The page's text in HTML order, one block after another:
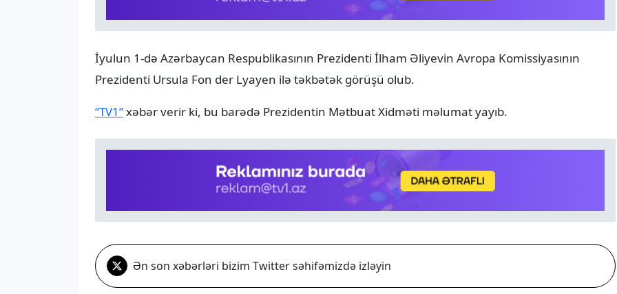
İyulun 1-də Azərbaycan Respublikasının Prezidenti İlham Əliyevin Avropa Komissiyasının
Prezidenti Ursula Fon der Lyayen ilə təkbətək görüşü olub.
“TV1”xəbər verir ki, bu barədə Prezidentin Mətbuat Xidməti məlumat yayıb.
Ən son xəbərləri bizim Twitter səhifəmizdə izləyin
8 avqust tarixin bir ili və